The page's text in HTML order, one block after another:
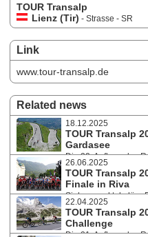
TOUR Transalp
Lienz (Tir) - Strasse - SR
Link
www.tour-transalp.de
Related news
18.12.2025
TOUR Transalp
Gardasee
Die 22. Auflage des
und -frauen bietet von 21. bis 27.
sieben Akten. Über 750 Kilometer
geht es von Lienz nach Riva del
26.06.2025
TOUR Transalp
Finale in Riva
Sieben spektakuläre
perfektes Alpenwetter von 15. bis
Rennradfahrer:innen haben sich
Etappenrennens in Riva am
22.04.2025
TOUR Transalp
Challenge